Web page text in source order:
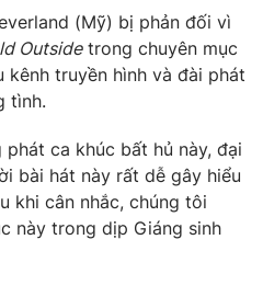
(Mỹ) bị phản đối vì
Outsidetrong chuyên mục
kênh truyền hình và đài phát
tình.
ca khúc bất hủ này, đại
bài hát này rất dễ gây hiểu
khi cân nhắc, chúng tôi
này trong dịp Giáng sinh